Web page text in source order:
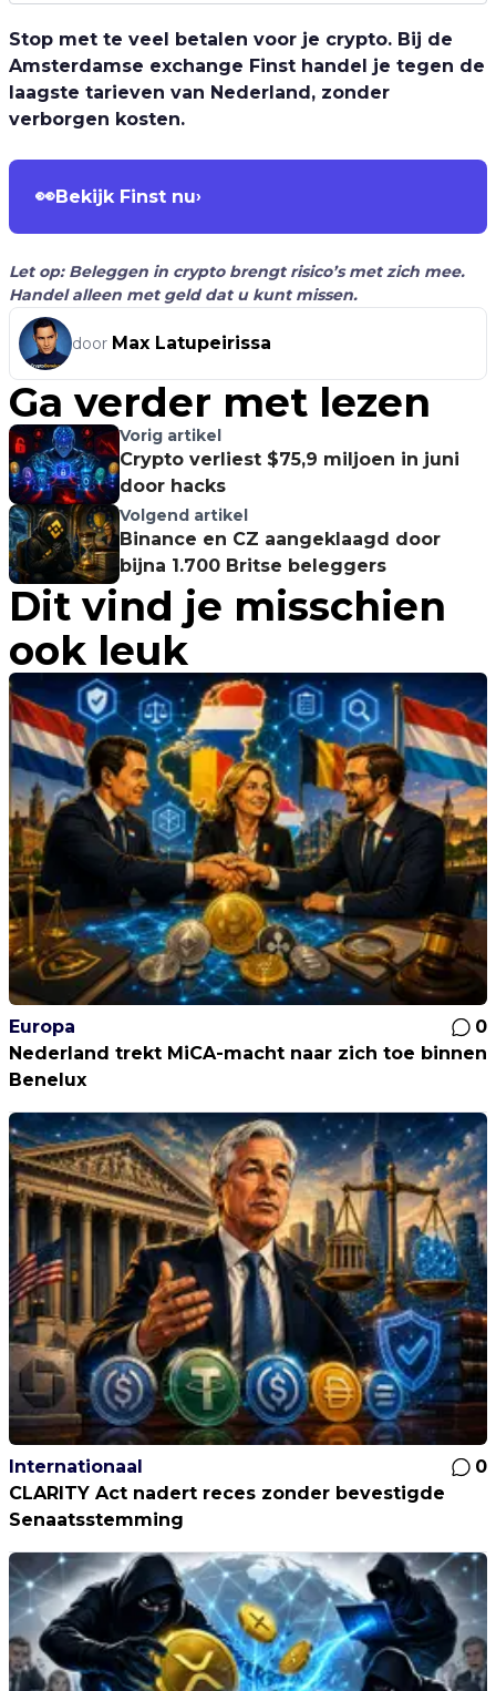
Stop met te veel betalen voor je crypto. Bij de
Amsterdamse exchange Finst handel je tegen de
laagste tarieven van Nederland, zonder
verborgen kosten.
👀Bekijk Finst nu›
Let op: Beleggen in crypto brengt risico’s met zich mee.
Handel alleen met geld dat u kunt missen.
door Max Latupeirissa
Ga verder met lezen
Vorig artikel
Crypto verliest $75,9 miljoen in juni
door hacks
Volgend artikel
Binance en CZ aangeklaagd door
bijna 1.700 Britse beleggers
Dit vind je misschien
ook leuk
Europa
0
Nederland trekt MiCA-macht naar zich toe binnen
Benelux
Internationaal
0
CLARITY Act nadert reces zonder bevestigde
Senaatsstemming